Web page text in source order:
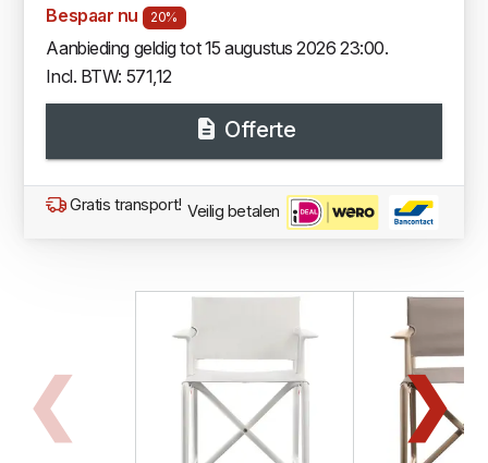
Bespaar nu 20%
Aanbieding geldig tot 15 augustus 2026 23:00.
Incl. BTW: 571,12
Offerte
Gratis transport! Veilig betalen